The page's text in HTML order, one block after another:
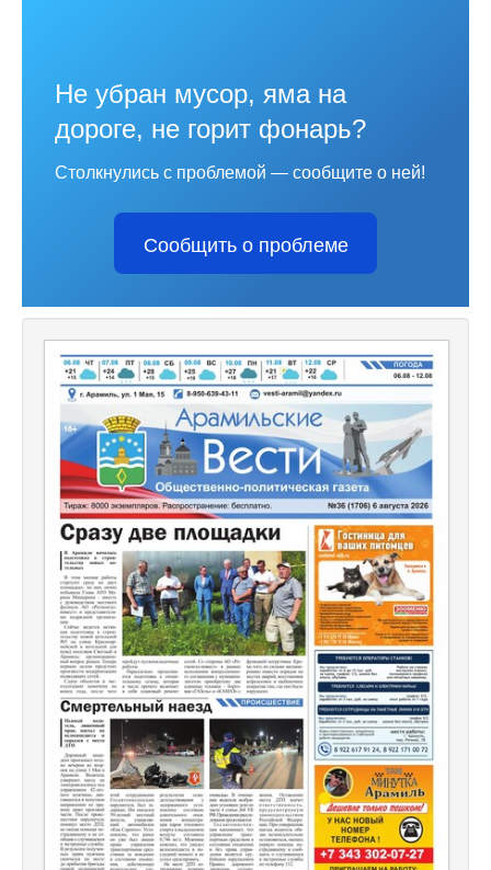
Не убран мусор, яма на
дороге, не горит фонарь?
Столкнулись с проблемой — сообщите о ней!
Сообщить о проблеме